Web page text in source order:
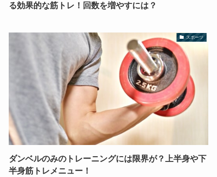
る効果的な筋トレ！回数を増やすには？
スポーツ
ダンベルのみのトレーニングには限界が？上半身や下
半身筋トレメニュー！